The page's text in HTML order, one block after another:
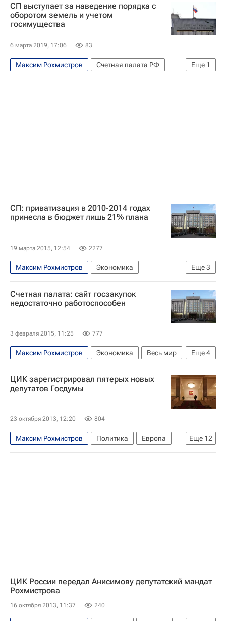
Москва
Счетная палата РФ
Федеральная таможенная служба (ФТС России)
СП выступает за наведение порядка с
оборотом земель и учетом
госимущества
6 марта 2019, 17:06 83
Еще 1
Максим Рохмистров
Счетная палата РФ
Новости - Недвижимость
СП: приватизация в 2010-2014 годах
принесла в бюджет лишь 21% плана
19 марта 2015, 12:54 2277
Еще3
Максим Рохмистров
Экономика
Контрольно-счетная палата г. Москвы
Интер РАО ЕЭС
ВТБ (банк)
Счетная палата: сайт госзакупок
недостаточно работоспособен
3 февраля 2015, 11:25 777
Еще4
Максим Рохмистров Экономика
Весь мир
Европа
Счетная палата РФ
ЦИК зарегистрировал пятерых новых
депутатов Госдумы
23 октября 2013, 12:20 804
Еще 12
Максим Рохмистров Политика
Европа
Весь мир
Ирина Белых
Владимир Долгих
ЦИК России передал Анисимову депутатский мандат
Рохмистрова
16 октября 2013, 11:37 240